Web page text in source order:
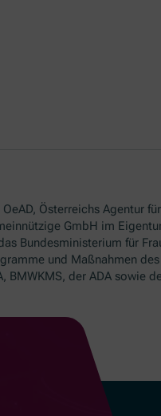
OeAD, Österreichs Agentur
GmbH im
Bundesministerium für
und Maßnahmen
BMWKMS, der ADA sowie